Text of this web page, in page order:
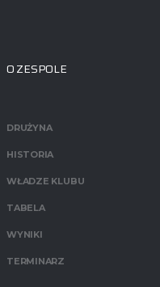
O ZESPOLE
DRUŻYNA
HISTORIA
WŁADZE KLUBU
TABELA
WYNIKI
TERMINARZ